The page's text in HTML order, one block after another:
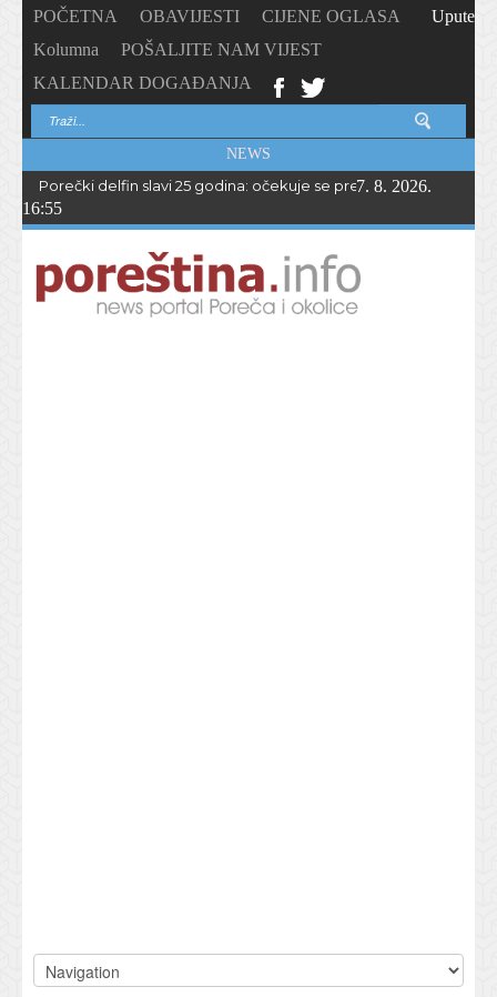
POČETNA OBAVIJESTI
CIJENE OGLASA
Kolumna
POŠALJITE NAM VIJEST
KALENDAR DOGAĐANJA
Upute
NEWS
Porečki delfin slavi 25 godina: očekuje se preko 1.700
7. 8. 2026.
16:55